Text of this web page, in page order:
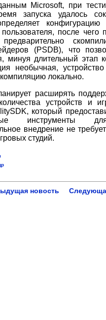
Microsoft, при
запуска удалось
конфигурацию
после чего
предварительно
(PSDB), что
минуя длительный этап
необычная,
локально.
расширять
устройств и
который
инструменты
внедрение не
студий.
новость